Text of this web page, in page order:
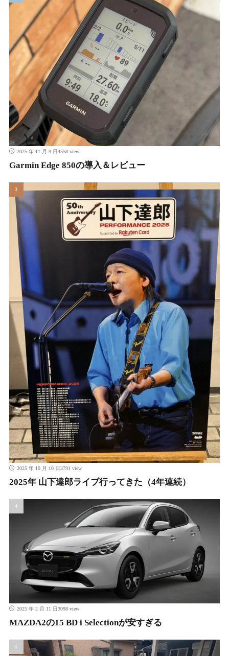
2025 年 11 月 9 日4558 view
Garmin Edge 850の導入＆レビュー
2025 年 10 月 10 日3791 view
2025年 山下達郎ライブ行ってきた（4年連続）
2025 年 2 月 11 日3098 view
MAZDA2の15 BD i Selectionが安すぎる